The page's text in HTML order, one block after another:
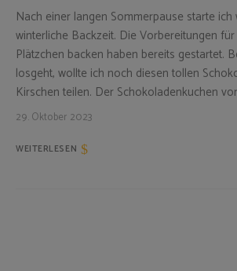
Nach einer langen Sommerpause starte ich
winterliche Backzeit. Die Vorbereitungen
Plätzchen backen haben bereits gestartet.
losgeht, wollte ich noch diesen tollen
Kirschen teilen. Der Schokoladenkuchen
29. Oktober 2023
WEITERLESEN